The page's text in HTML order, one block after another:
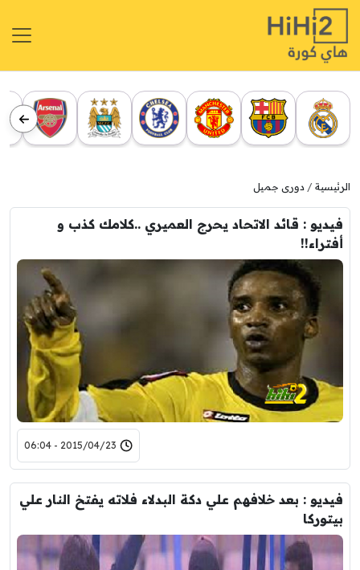
الرئيسية دورى جميل
فيديو : قائد الاتحاد يحرج العميري ..كلامك كذب و
أفتراء!!
2015/04/23 - 06:04
فيديو : بعد خلافهم علي دكة البدلاء فلاته يفتخ النار علي
بيتوركا